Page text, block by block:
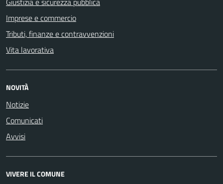
Imprese e commercio
Tributi, finanze e contravvenzioni
Vita lavorativa
NOVITÀ
Notizie
Comunicati
Avvisi
VIVERE IL COMUNE